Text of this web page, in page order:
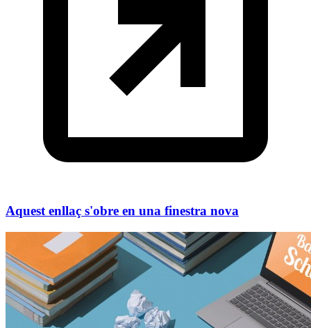
Aquest enllaç s'obre en una finestra nova